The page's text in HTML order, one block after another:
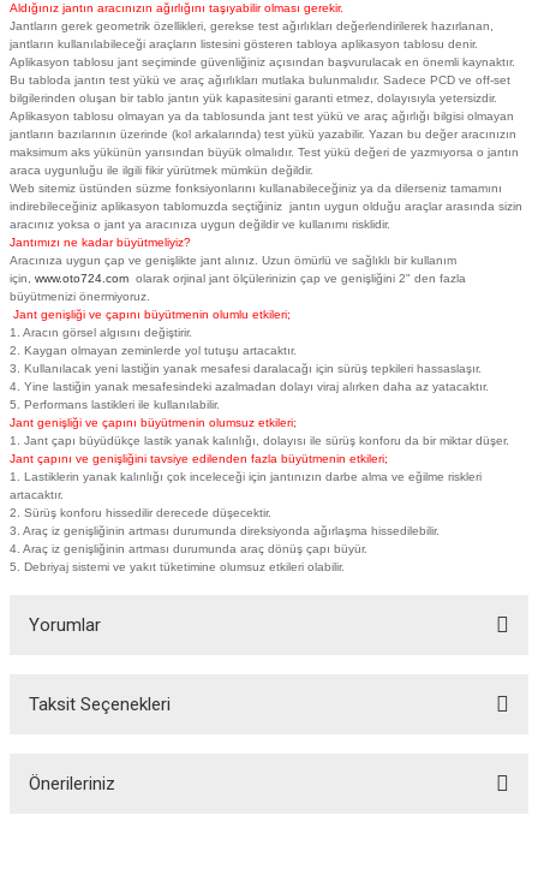
Aldığınız jantın aracınızın ağırlığını taşıyabilir olması gerekir.
Jantların gerek geometrik özellikleri, gerekse test ağırlıkları değerlendirilerek hazırlanan,
jantların kullanılabileceği araçların listesini gösteren tabloya aplikasyon tablosu denir.
Aplikasyon tablosu jant seçiminde güvenliğiniz açısından başvurulacak en önemli kaynaktır.
Bu tabloda jantın test yükü ve araç ağırlıkları mutlaka bulunmalıdır. Sadece PCD ve off-set
bilgilerinden oluşan bir tablo jantın yük kapasitesini garanti etmez, dolayısıyla yetersizdir.
Aplikasyon tablosu olmayan ya da tablosunda jant test yükü ve araç ağırlığı bilgisi olmayan
jantların bazılarının üzerinde (kol arkalarında) test yükü yazabilir. Yazan bu değer aracınızın
maksimum aks yükünün yarısından büyük olmalıdır. Test yükü değeri de yazmıyorsa o jantın
araca uygunluğu ile ilgili fikir yürütmek mümkün değildir.
Web sitemiz üstünden süzme fonksiyonlarını kullanabileceğiniz ya da dilerseniz tamamını
indirebileceğiniz aplikasyon tablomuzda seçtiğiniz jantın uygun olduğu araçlar arasında sizin
aracınız yoksa o jant ya aracınıza uygun değildir ve kullanımı risklidir.
Jantımızı ne kadar büyütmeliyiz?
Aracınıza uygun çap ve genişlikte jant alınız. Uzun ömürlü ve sağlıklı bir kullanım
için, www.oto724.com olarak orjinal jant ölçülerinizin çap ve genişliğini 2" den fazla
büyütmenizi önermiyoruz.
Jant genişliği ve çapını büyütmenin olumlu etkileri;
1. Aracın görsel algısını değiştirir.
2. Kaygan olmayan zeminlerde yol tutuşu artacaktır.
3. Kullanılacak yeni lastiğin yanak mesafesi daralacağı için sürüş tepkileri hassaslaşır.
4. Yine lastiğin yanak mesafesindeki azalmadan dolayı viraj alırken daha az yatacaktır.
5. Performans lastikleri ile kullanılabilir.
Jant genişliği ve çapını büyütmenin olumsuz etkileri;
1. Jant çapı büyüdükçe lastik yanak kalınlığı, dolayısı ile sürüş konforu da bir miktar düşer.
Jant çapını ve genişliğini tavsiye edilenden fazla büyütmenin etkileri;
1. Lastiklerin yanak kalınlığı çok inceleceği için jantınızın darbe alma ve eğilme riskleri
artacaktır.
2. Sürüş konforu hissedilir derecede düşecektir.
3. Araç iz genişliğinin artması durumunda direksiyonda ağırlaşma hissedilebilir.
4. Araç iz genişliğinin artması durumunda araç dönüş çapı büyür.
5. Debriyaj sistemi ve yakıt tüketimine olumsuz etkileri olabilir.
Yorumlar
Bu ürüne ilk yorumu siz yapın!
Taksit Seçenekleri
Önerileriniz